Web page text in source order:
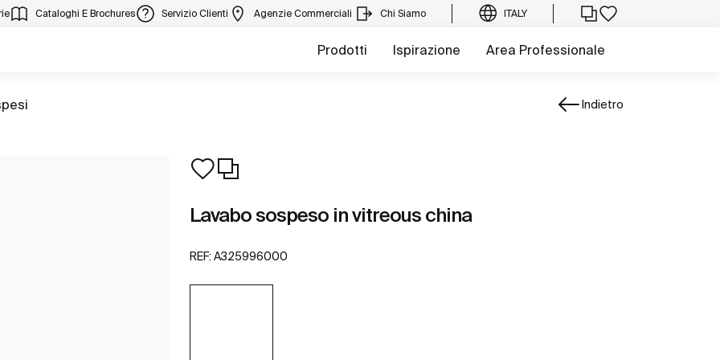
Cataloghi E Brochures Servizio Clienti Agenzie Commerciali Chi Siamo ITALY
Prodotti Ispirazione Area Professionale
Indietro
Lavabo sospeso in vitreous china
REF: A325996000